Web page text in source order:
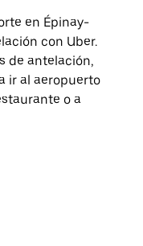
en Épinay-
con Uber.
de antelación,
ir al aeropuerto
o a